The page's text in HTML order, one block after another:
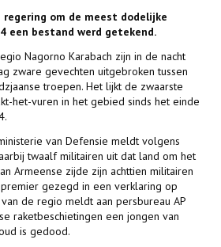
om de meest dodelijke
een bestand werd getekend.
Nagorno Karabach zijn in de nacht
zware gevechten uitgebroken tussen
troepen. Het lijkt de zwaarste
het-vuren in het gebied sinds het einde
van Defensie meldt volgens
twaalf militairen uit dat land om het
Armeense zijde zijn achttien militairen
gezegd in een verklaring op
de regio meldt aan persbureau AP
raketbeschietingen een jongen van
is gedood.